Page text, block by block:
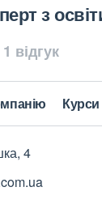
з
1 відгук
Курси
4